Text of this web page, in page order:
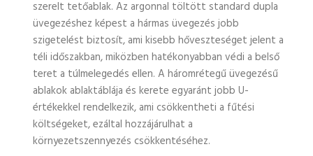
szerelt tetőablak. Az argonnal töltött standard dupla
üvegezéshez képest a hármas üvegezés jobb
szigetelést biztosít, ami kisebb hőveszteséget jelent a
téli időszakban, miközben hatékonyabban védi a belső
teret a túlmelegedés ellen. A háromrétegű üvegezésű
ablakok ablaktáblája és kerete egyaránt jobb U-
értékekkel rendelkezik, ami csökkentheti a fűtési
költségeket, ezáltal hozzájárulhat a
környezetszennyezés csökkentéséhez.